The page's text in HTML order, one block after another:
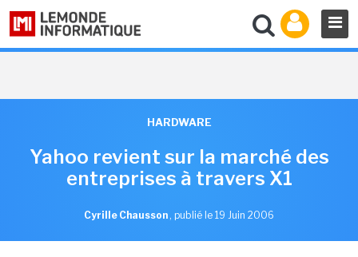
HARDWARE
Yahoo revient sur la marché des
entreprises à travers X1
Cyrille Chausson , publié le 19 Juin 2006